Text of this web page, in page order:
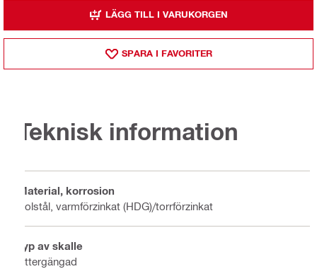
LÄGG TILL I VARUKORGEN
SPARA I FAVORITER
Teknisk information
Material, korrosion
Kolstål, varmförzinkat (HDG)/torrförzinkat
Typ av skalle
Yttergängad